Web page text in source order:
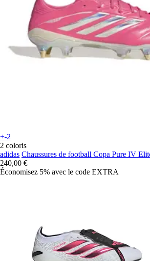
+-2
2 coloris
adidas Chaussures de football Copa Pure IV
240,00 €
Économisez 5% avec le code EXTRA